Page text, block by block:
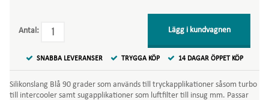
Antal: Lägg i kundvagnen
SNABBA LEVERANSER TRYGGA KÖP 14 DAGAR ÖPPET KÖP
Silikonslang Blå 90 grader som används till tryckapplikationer såsom turbo
till intercooler samt sugapplikationer som luftfilter till insug mm. Passar